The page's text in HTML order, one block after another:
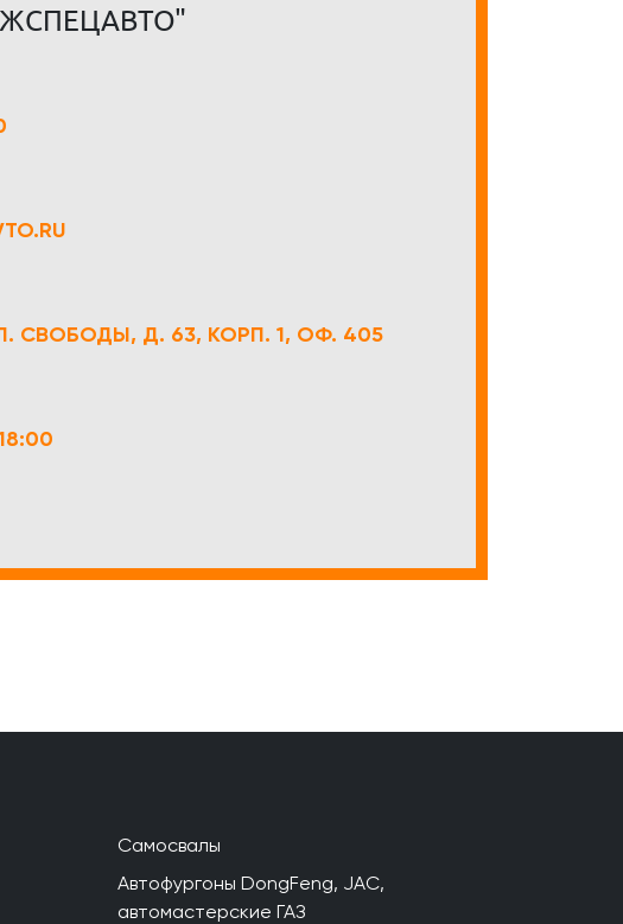
СВОБОДЫ, Д. 63, КОРП. 1, ОФ. 405
Самосвалы
Автофургоны DongFeng, JAC,
автомастерские ГАЗ